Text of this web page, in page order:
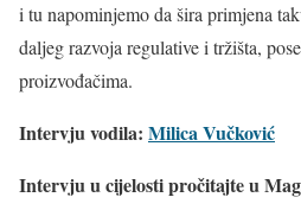
i tu napominjemo da šira primjena
daljeg razvoja regulative i tržišta,
proizvođačima.
Intervju vodila: Milica Vučković
Intervju u cijelosti pročitajte u